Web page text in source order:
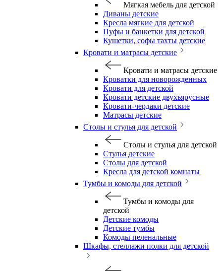
Мягкая мебель для детской
Диваны детские
Кресла мягкие для детской
Пуфы и банкетки для детской
Кушетки, софы тахты детские
Кровати и матрасы детские
Кровати и матрасы детские
Кроватки для новорожденных
Кровати для детской
Кровати детские двухъярусные
Кровати-чердаки детские
Матрасы детские
Столы и стулья для детской
Столы и стулья для детской
Стулья детские
Столы для детской
Кресла для детской комнаты
Тумбы и комоды для детской
Тумбы и комоды для
детской
Детские комоды
Детские тумбы
Комоды пеленальные
Шкафы, стеллажи полки для детской